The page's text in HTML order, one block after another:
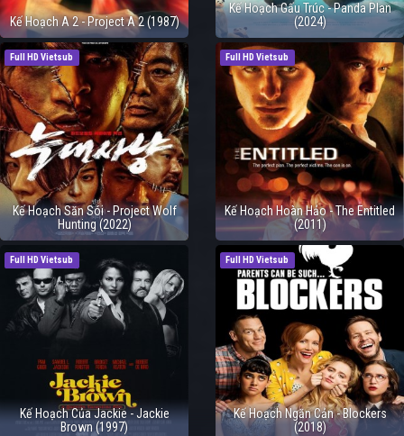
Kế Hoạch A 2 - Project A 2 (1987)
Kế Hoạch Gấu Trúc - Panda Plan
(2024)
Full HD Vietsub
Kế Hoạch Săn Sói - Project Wolf
Hunting (2022)
Full HD Vietsub
Kế Hoạch Hoàn Hảo - The Entitled
(2011)
Full HD Vietsub
Kế Hoạch Của Jackie - Jackie
Brown (1997)
Full HD Vietsub
Kế Hoạch Ngăn Cản - Blockers
(2018)